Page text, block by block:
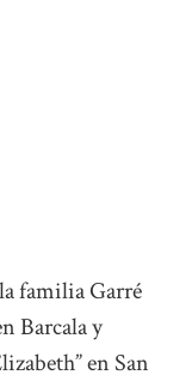
familia Garré
Barcala y
en San